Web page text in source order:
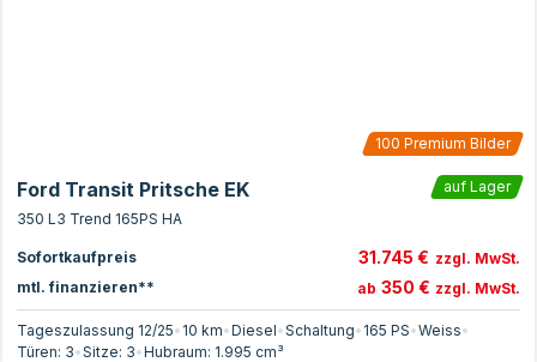
100 Premium Bilder
Ford Transit Pritsche EK
auf Lager
350 L3 Trend 165PS HA
Sofortkaufpreis 31.745 € zzgl. MwSt.
mtl. finanzieren**
ab 350 € zzgl. MwSt.
Tageszulassung 12/25• 10 km•Diesel•Schaltung• 165 PS•Weiss•
Türen: 3•Sitze: 3•Hubraum: 1.995 cm³